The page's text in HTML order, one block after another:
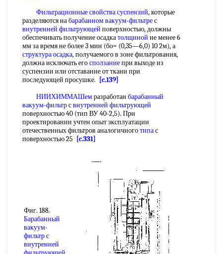
Фильтрационные свойства суспензий, которые
разделяются набарабанном вакуум-фильтрес
внутренней фильтрующей поверхностью, должны
обеспечивать получение осадкатолщиной не менее 6
мм за время не более 3 мин (бо= (0,35—6,0) 10 2м), а
структура осадка, получаемого в зоне фильтрования,
должна исключать егосползаниепри выходе из
суспензии или отставание от ткани при
последующей просушке.
[c.139]
НИИХИММАШемразработан барабанный
вакуум-фильтрсвнутренней фильтрующей
поверхностью 40 (тип ВУ 40-2,5). При
проектировании учтен опыт эксплуатации
отечественных фильтров аналогичноготипас
поверхностью 25
[c.331]
Фиг. 188.
Барабанный
вакуум-
фильтрс
внутренней